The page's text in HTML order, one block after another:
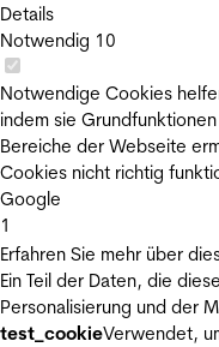
Details
Notwendig 10
Notwendige Cookies
indem sie
Bereiche der Webseite
Cookies nicht richtig
Google
1
Erfahren Sie mehr über
Ein Teil der Daten, die
Personalisierung und der
test_cookieVerwendet,